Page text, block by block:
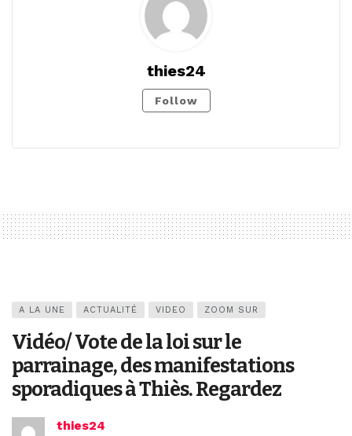
thies24
Follow
A LA UNE ACTUALITÉ VIDEO ZOOM SUR
Vidéo/ Vote de la loi sur le
parrainage, des manifestations
sporadiques à Thiès. Regardez
thies24